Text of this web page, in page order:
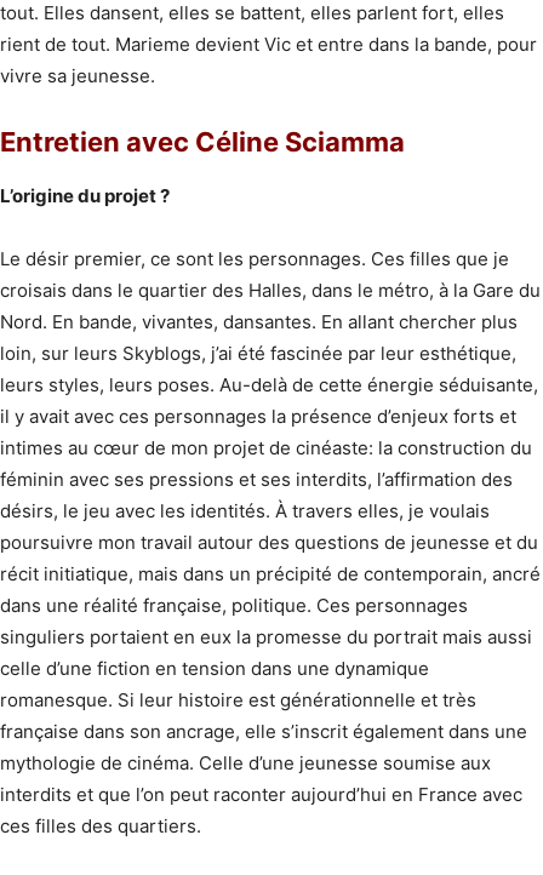
tout. Elles dansent, elles se battent, elles parlent fort, elles
rient de tout. Marieme devient Vic et entre dans la bande, pour
vivre sa jeunesse.
Entretien avec Céline Sciamma
L’origine du projet ?
Le désir premier, ce sont les personnages. Ces filles que je
croisais dans le quartier des Halles, dans le métro, à la Gare du
Nord. En bande, vivantes, dansantes. En allant chercher plus
loin, sur leurs Skyblogs, j’ai été fascinée par leur esthétique,
leurs styles, leurs poses. Au-delà de cette énergie séduisante,
il y avait avec ces personnages la présence d’enjeux forts et
intimes au cœur de mon projet de cinéaste: la construction du
féminin avec ses pressions et ses interdits, l’affirmation des
désirs, le jeu avec les identités. À travers elles, je voulais
poursuivre mon travail autour des questions de jeunesse et du
récit initiatique, mais dans un précipité de contemporain, ancré
dans une réalité française, politique. Ces personnages
singuliers portaient en eux la promesse du portrait mais aussi
celle d’une fiction en tension dans une dynamique
romanesque. Si leur histoire est générationnelle et très
française dans son ancrage, elle s’inscrit également dans une
mythologie de cinéma. Celle d’une jeunesse soumise aux
interdits et que l’on peut raconter aujourd’hui en France avec
ces filles des quartiers.